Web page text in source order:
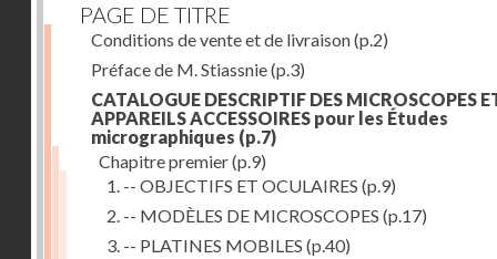
PAGE DE TITRE
Conditions de vente et de livraison(p.2)
Préface de M. Stiassnie(p.3)
CATALOGUE DESCRIPTIF DES MICROSCOPES
APPAREILS ACCESSOIRES pour les Études
micrographiques (p.7)
Chapitre premier(p.9)
1. -- OBJECTIFS ET OCULAIRES (p.9)
2. -- MODÈLES DE MICROSCOPES (p.17)
3. -- PLATINES MOBILES (p.40)